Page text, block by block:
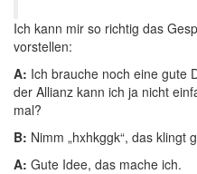
Ich kann mir so richtig das
vorstellen:
A: Ich brauche noch eine gute
der Allianz kann ich ja nicht
mal?
B: Nimm „hxhkggk“, das klingt
A: Gute Idee, das mache ich.